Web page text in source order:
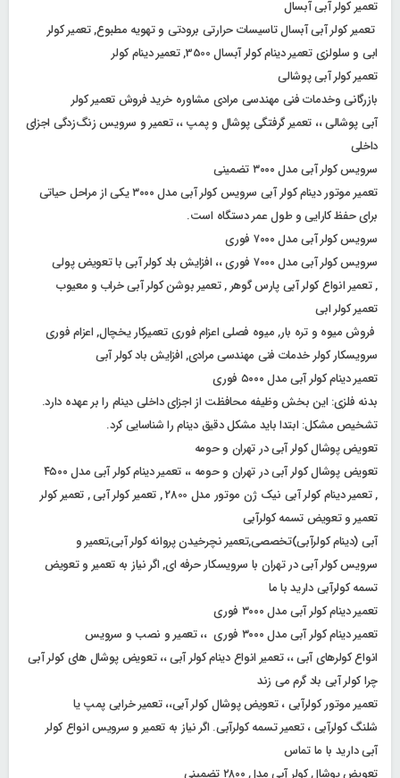
تعمیر کولر آبی آبسال
تعمیر کولر آبی آبسال تاسیسات حرارتی برودتی و تهویه مطبوع, تعمیر کولر
ابی و سلولزی تعمیر دینام کولر آبسال 3500, تعمیر دینام کولر
تعمیر کولر آبی پوشالی
بازرگانی وخدمات فنی مهندسی مرادی مشاوره خرید فروش تعمیر کولر
آبی پوشالی ،، تعمیر گرفتگی پوشال و پمپ ،، تعمیر و سرویس زنگ‌زدگی اجزای
داخلی
سرویس کولر آبی مدل ۳۰۰۰ تضمینی
تعمیر موتور دینام کولر آبی سرویس کولر آبی مدل ۳۰۰۰ یکی از مراحل حیاتی
برای حفظ کارایی و طول عمر دستگاه است.
سرویس کولر آبی مدل ۷۰۰۰ فوری
سرویس کولر آبی مدل ۷۰۰۰ فوری ،، افزایش باد کولر آبی با تعویض پولی
, تعمیر انواع کولر آبی پارس گوهر , تعمیر بوشن کولر آبی خراب و معیوب
تعمیر کولر ابی
فروش میوه و تره بار, میوه فصلی اعزام فوری تعمیرکار یخچال, اعزام فوری
سرویسکار کولر خدمات فنی مهندسی مرادی, افزایش باد کولر آبی
تعمیر دینام کولر آبی مدل ۵۰۰۰ فوری
بدنه فلزی: این بخش وظیفه محافظت از اجزای داخلی دینام را بر عهده دارد.
تشخیص مشکل: ابتدا باید مشکل دقیق دینام را شناسایی کرد.
تعویض پوشال کولر آبی در تهران و حومه
تعویض پوشال کولر آبی در تهران و حومه ،، تعمیر دینام کولر آبی مدل ۴۵۰۰
, تعمیر دینام کولر آبی نیک ژن موتور مدل 2800 , تعمیر کولر آبی , تعمیر کولر
تعمیر و تعویض تسمه کولرآبی
آبی (دینام کولرآبی)تخصصی,تعمیر نچرخیدن پروانه کولر آبی,تعمیر و
سرویس کولر آبی در تهران با سرویسکار حرفه ای, اگر نیاز به تعمیر و تعویض
تسمه کولرآبی دارید با ما
تعمیر دینام کولر آبی مدل ۳۰۰۰ فوری
تعمیر دینام کولر آبی مدل ۳۰۰۰ فوری ،، تعمیر و نصب و سرویس
انواع کولرهای آبی ،، تعمیر انواع دینام کولر آبی ،، تعویض پوشال های کولر آبی
چرا کولر آبی باد گرم می زند
تعمیر موتور کولرآبی ، تعویض پوشال کولر آبی،، تعمیر خرابی پمپ یا
شلنگ کولرآبی ، تعمیر تسمه کولرآبی. اگر نیاز به تعمیر و سرویس انواع کولر
آبی دارید با ما تماس
تعویض پوشال کولر آبی مدل ۲۸۰۰ تضمینی